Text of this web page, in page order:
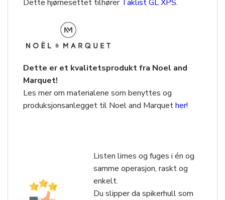
Dette hjørnesettet tilhørerTaklist GL XPS.
Dette er et kvalitetsprodukt fra Noel and
Marquet!
Les mer om materialene som benyttes og
produksjonsanlegget til Noel and Marquether!
Listen limes og fuges i én og
samme operasjon, raskt og
enkelt.
Du slipper da spikerhull som